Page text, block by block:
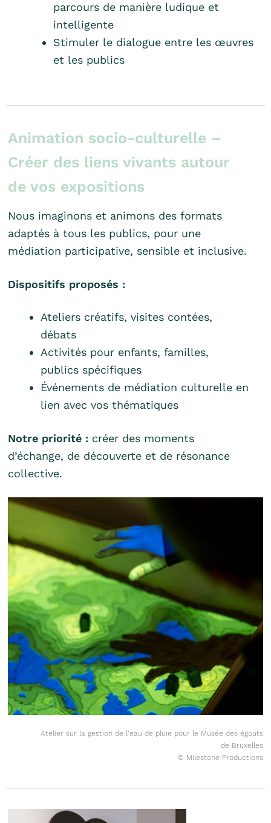
parcours de manière ludique et
intelligente
Stimuler le dialogue entre les œuvres
et les publics
Animation socio-culturelle –
Créer des liens vivants autour
de vos expositions
Nous imaginons et animons des formats
adaptés à tous les publics, pour une
médiation participative, sensible et inclusive.
Dispositifs proposés :
Ateliers créatifs, visites contées,
débats
Activités pour enfants, familles,
publics spécifiques
Événements de médiation culturelle en
lien avec vos thématiques
Notre priorité : créer des moments
d’échange, de découverte et de résonance
collective.
Atelier sur la gestion de l’eau de pluie pour le Musée des égouts
de Bruxelles
© Milestone Productions